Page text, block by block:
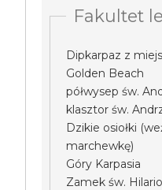
Fakultet
Dipkarpaz z
Golden Beach
półwysep św.
klasztor św.
Dzikie osiołki
marchewkę)
Góry Karpasia
Zamek św.